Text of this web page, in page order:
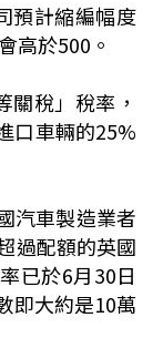
預計縮編幅度
高於500。
關稅」稅率，
口車輛的25%
汽車製造業者
過配額的英國
已於6月30日
即大約是10萬